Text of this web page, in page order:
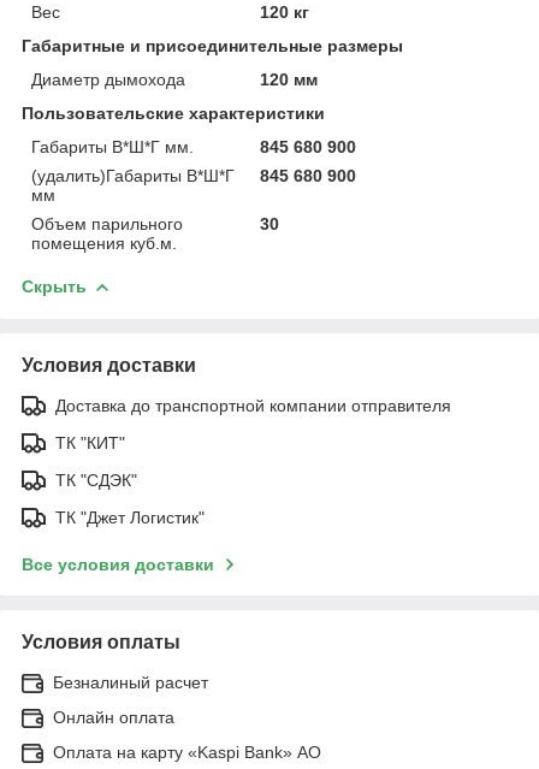
Вес
120 кг
Габаритные и присоединительные размеры
Диаметр дымохода
120 мм
Пользовательские характеристики
Габариты В*Ш*Г мм.
845 680 900
(удалить)Габариты В*Ш*Г
мм
845 680 900
Объем парильного
помещения куб.м.
30
Скрыть
Условия доставки
Доставка до транспортной компании отправителя
ТК "КИТ"
ТК "СДЭК"
ТК "Джет Логистик"
Все условия доставки
Условия оплаты
Безналиный расчет
Онлайн оплата
Оплата на карту «Kaspi Bank» АО